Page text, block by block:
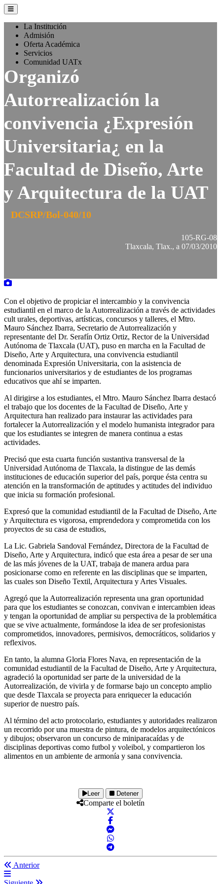
La Institución
Admisión
Oferta Académica
Servicios
Comunidad UATx
Organizó
Autorrealización la
convivencia ¿Expresión
Universitaria¿ en la
Facultad de Diseño, Arte
y Arquitectura de la UAT
DCSRP/Bol-040/10
105-RG-08
Tlaxcala, Tlax., a 07/03/2010
Con el objetivo de propiciar el intercambio y la convivencia
estudiantil en el marco de la Autorrealización a través de actividades
cult urales, deportivas, artísticas, concursos y talleres, el Mtro.
Mauro Sánchez Ibarra, Secretario de Autorrealización y
representante del Dr. Serafín Ortiz Ortiz, Rector de la Universidad
Autónoma de Tlaxcala (UAT), puso en marcha en la Facultad de
Diseño, Arte y Arquitectura, una convivencia estudiantil
denominada Expresión Universitaria, con la asistencia de
funcionarios universitarios y de estudiantes de los programas
educativos que ahí se imparten.
Al dirigirse a los estudiantes, el Mtro. Mauro Sánchez Ibarra destacó
el trabajo que los docentes de la Facultad de Diseño, Arte y
Arquitectura han realizado para instaurar las actividades para
fortalecer la Autorrealización y el modelo humanista integrador para
que los estudiantes se integren de manera continua a estas
actividades.
Precisó que esta cuarta función sustantiva transversal de la
Universidad Autónoma de Tlaxcala, la distingue de las demás
instituciones de educación superior del país, porque ésta centra su
atención en la transformación de aptitudes y actitudes del individuo
que inicia su formación profesional.
Expresó que la comunidad estudiantil de la Facultad de Diseño, Arte
y Arquitectura es vigorosa, emprendedora y comprometida con los
proyectos de su casa de estudios,
La Lic. Gabriela Sandoval Fernández, Directora de la Facultad de
Diseño, Arte y Arquitectura, indicó que esta área a pesar de ser una
de las más jóvenes de la UAT, trabaja de manera ardua para
posicionarse como en referente en las disciplinas que se imparten,
las cuales son Diseño Textil, Arquitectura y Artes Visuales.
Agregó que la Autorrealización representa una gran oportunidad
para que los estudiantes se conozcan, convivan e intercambien ideas
y tengan la oportunidad de ampliar su perspectiva de la problemática
que se vive actualmente, formándose la idea de ser profesionistas
comprometidos, innovadores, permisivos, democráticos, solidarios y
reflexivos.
En tanto, la alumna Gloria Flores Nava, en representación de la
comunidad estudiantil de la Facultad de Diseño, Arte y Arquitectura,
agradeció la oportunidad ser parte de la universidad de la
Autorrealización, de vivirla y de formarse bajo un concepto amplio
que desde Tlaxcala se proyecta para enriquecer la educación
superior de nuestro país.
Al término del acto protocolario, estudiantes y autoridades realizaron
un recorrido por una muestra de pintura, de modelos arquitectónicos
y dibujos; observaron un concurso de miniparacaídas y de
disciplinas deportivas como futbol y voleibol, y compartieron los
alimentos en un ambiente de armonía y sana convivencia.
Leer Detener
Comparte el boletín
Anterior